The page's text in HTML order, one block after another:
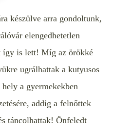
készülve arra gondoltunk,
elengedhetetlen
így is lett! Míg az örökké
ugrálhattak a kutyusos
a gyermekekben
addig a felnőttek
táncolhattak! Önfeledt